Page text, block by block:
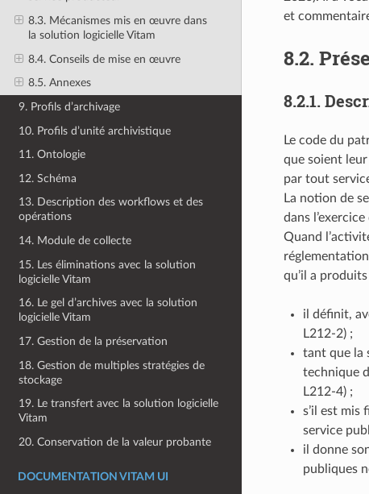
8.3. Mécanismes mis en œuvre dans
la solution logicielle Vitam
8.4. Conseils de mise en œuvre
8.5. Annexes
9. Profils d’archivage
10. Profils d’unité archivistique
11. Ontologie
12. Schéma
13. Description des workflows et des
opérations
14. Module de collecte
15. Les éliminations avec la solution
logicielle Vitam
16. Le gel d’archives avec la solution
logicielle Vitam
17. Gestion de la préservation
18. Gestion de multiples stratégies de
stockage
19. Le transfert avec la solution logicielle
Vitam
20. Conservation de la valeur probante
DOCUMENTATION VITAM UI
et
8.2.
8.2.1.
Le code du
que soient
par tout
La notion de
dans
Quand
qu’il a
il définit,
L212-2) ;
tant que la
technique
L212-4) ;
s’il est mis
service
il donne
publiques